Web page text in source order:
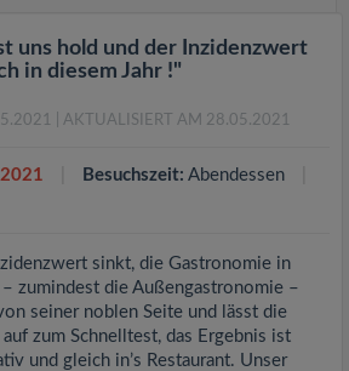
uns hold und der Inzidenzwert
in diesem Jahr !"
| AKTUALISIERT AM 28.05.2021
Besuchszeit: Abendessen
sinkt, die Gastronomie in
zumindest die Außengastronomie –
seiner noblen Seite und lässt die
zum Schnelltest, das Ergebnis ist
und gleich in’s Restaurant. Unser